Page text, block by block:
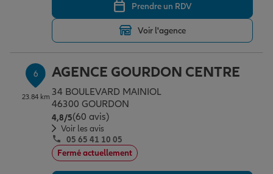
Prendre un RDV
Voir l'agence
6
23.84 km
AGENCE GOURDON CENTRE
34 BOULEVARD MAINIOL
46300 GOURDON
4,8/5Note de 4.8 sur 5
(60 avis)
Voir les avis
05 65 41 10 05
Fermé actuellement